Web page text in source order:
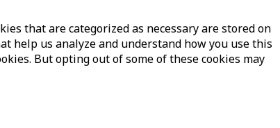
that are categorized as necessary are stored on
help us analyze and understand how you use this
But opting out of some of these cookies may